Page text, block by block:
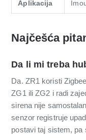
Aplikacija
Najčešća
Da li mi treba
Da. ZR1 koristi
ZG1 ili ZG2 i radi
sirena nije
senzor registruje
postavi taj sistem, pa